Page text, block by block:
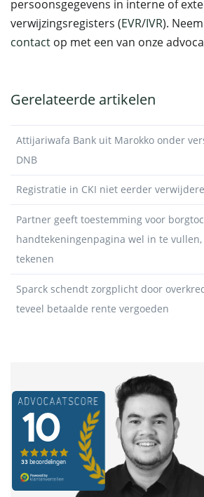
persoonsgegevens in interne of
verwijzingsregisters (EVR/IVR).
contact op met een van onze
Gerelateerde artikelen
Attijariwafa Bank uit Marokko onder
DNB
Registratie in CKI niet eerder
Partner geeft toestemming voor
handtekeningenpagina wel in te
tekenen
Sparck schendt zorgplicht door
teveel betaalde rente vergoeden